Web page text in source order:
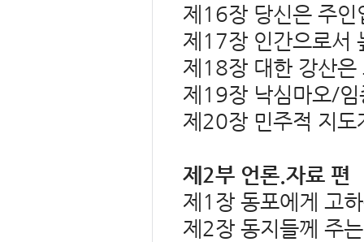
제16장 당신은 주
제17장 인간으로서
제18장 대한 강산
제19장 낙심마오/임
제20장 민주적 지도
제2부 언론.자료 편
제1장 동포에게 고
제2장 동지들께 주